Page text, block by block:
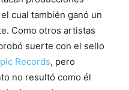
el cual también ganó un
Como otros artistas
suerte con el sello
Records, pero
no resultó como él